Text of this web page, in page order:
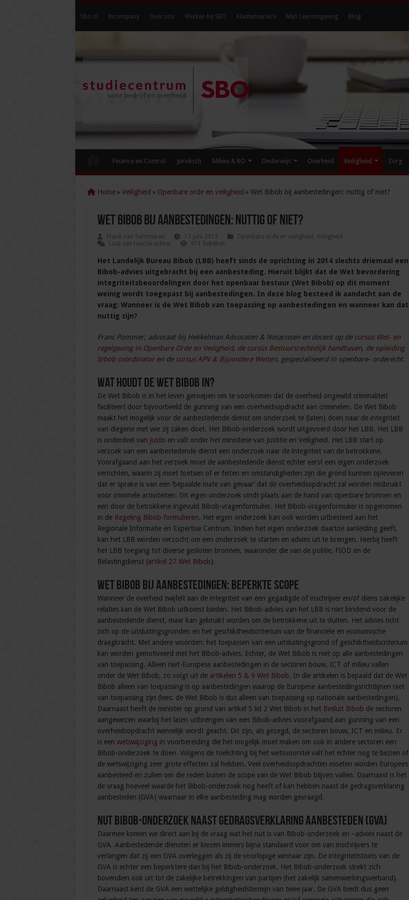
Sbo.nl Incompany Over ons Werken bij SBO Klantenservice Mijn Leeromgeving Blog
Finance en Control Juridisch Milieu & RO Onderwijs Overheid Veiligheid Zorg
Home » Veiligheid » Openbare orde en veiligheid » Wet Bibob bij aanbestedingen: nuttig of niet?
Wet Bibob bij aanbestedingen: nuttig of niet?
Frank van Summeren 17 juni 2019 Openbare orde en veiligheid , Veiligheid
Laat een reactie achter
911 Bekeken
Het Landelijk Bureau Bibob (LBB) heeft sinds de oprichting in 2014 slechts driemaal een
Bibob-advies uitgebracht bij een aanbesteding. Hieruit blijkt dat de Wet bevordering
integriteitsbeoordelingen door het openbaar bestuur (Wet Bibob) op dit moment
weinig wordt toegepast bij aanbestedingen. In deze blog besteed ik aandacht aan de
vraag: Wanneer is de Wet Bibob van toepassing op aanbestedingen en wanneer kan dat
nuttig zijn?
Franc Pommer, advocaat bij Hekkelman Advocaten & Notarissen en docent op de cursus Wet- en
regelgeving in Openbare Orde en Veiligheid, de cursus Bestuursrechtelijk handhaven, de opleiding
bibob coördinatoren de cursus APV & Bijzondere Wetten, gespecialiseerd in openbare- orderecht.
Wat houdt de Wet Bibob in?
De Wet Bibob is in het leven geroepen om te voorkomen dat de overheid ongewild criminaliteit
faciliteert door bijvoorbeeld de gunning van een overheidsopdracht aan criminelen. De Wet Bibob
maakt het mogelijk voor de aanbestedende dienst om onderzoek te (laten) doen naar de integriteit
van diegene met wie zij zaken doet. Het Bibob-onderzoek wordt uitgevoerd door het LBB. Het LBB
is onderdeel van Justisen valt onder het ministerie van Justitie en Veiligheid. Het LBB start op
verzoek van een aanbestedende dienst een onderzoek naar de integriteit van de betrokkene.
Voorafgaand aan het verzoek moet de aanbestedende dienst echter eerst een eigen onderzoek
verrichten, waarin zij moet toetsen of er feiten en omstandigheden zijn die grond kunnen opleveren
dat er sprake is van een ‘bepaalde mate van gevaar’ dat de overheidsopdracht zal worden misbruikt
voor criminele activiteiten. Dit eigen onderzoek vindt plaats aan de hand van openbare bronnen en
een door de betrokkene ingevuld Bibob-vragenformulier. Het Bibob-vragenformulier is opgenomen
in de Regeling Bibob-formulieren. Het eigen onderzoek kan ook worden uitbesteed aan het
Regionale Informatie en Expertise Centrum. Indien het eigen onderzoek daartoe aanleiding geeft,
kan het LBB worden verzocht om een onderzoek te starten en advies uit te brengen. Hierbij heeft
het LBB toegang tot diverse gesloten bronnen, waaronder die van de politie, FIOD en de
Belastingdienst (artikel 27 Wet Bibob).
Wet Bibob bij aanbestedingen: beperkte scope
Wanneer de overheid twijfelt aan de integriteit van een gegadigde of inschrijver en/of diens zakelijke
relaties kan de Wet Bibob uitkomst bieden. Het Bibob-advies van het LBB is niet bindend voor de
aanbestedende dienst, maar kan gebruikt worden om de betrokkene uit te sluiten. Het advies richt
zich op de uitsluitingsgronden en het geschiktheidscriterium van de financiële en economische
draagkracht. Met andere woorden: het toepassen van een uitsluitingsgrond of geschiktheidscriterium
kan worden gemotiveerd met het Bibob-advies. Echter, de Wet Bibob is niet op alle aanbestedingen
van toepassing. Alleen niet-Europese aanbestedingen in de sectoren bouw, ICT of milieu vallen
onder de Wet Bibob, zo volgt uit de artikelen 5 & 9 Wet Bibob. In die artikelen is bepaald dat de Wet
Bibob alleen van toepassing is op aanbestedingen waarop de Europese aanbestedingsrichtlijnen niet
van toepassing zijn (lees: de Wet Bibob is dus alleen van toepassing op nationale aanbestedingen).
Daarnaast heeft de minister op grond van artikel 5 lid 2 Wet Bibob in het Besluit Bibob de sectoren
aangewezen waarbij het laten uitbrengen van een Bibob-advies voorafgaand aan gunning van een
overheidsopdracht wenselijk wordt geacht. Dit zijn, als gezegd, de sectoren bouw, ICT en milieu. Er
is een wetswijziging in voorbereiding die het mogelijk moet maken om ook in andere sectoren een
Bibob-onderzoek te doen. Volgens de toelichting bij het wetsvoorstel valt het echter nog te bezien of
de wetswijziging zeer grote effecten zal hebben. Veel overheidsopdrachten moeten worden Europees
aanbesteed en zullen om die reden buiten de scope van de Wet Bibob blijven vallen. Daarnaast is het
de vraag hoeveel waarde het Bibob-onderzoek nog heeft of kan hebben naast de gedragsverklaring
aanbesteden (GVA) waarnaar in elke aanbesteding mag worden gevraagd.
Nut Bibob-onderzoek naast Gedragsverklaring Aanbesteden (GVA)
Daarmee komen we direct aan bij de vraag wat het nut is van Bibob-onderzoek en –advies naast de
GVA. Aanbestedende diensten er kiezen immers bijna standaard voor om van inschrijvers te
verlangen dat zij een GVA overleggen als zij de voorlopige winnaar zijn. De integriteitstoets van de
GVA is echter een beperktere dan bij het Bibob-onderzoek. Het Bibob-onderzoek strekt zich
bovendien ook uit tot de zakelijke betrekkingen van partijen (het zakelijk samenwerkingsverband).
Daarnaast kent de GVA een wettelijke geldigheidstermijn van twee jaar. De GVA biedt dus geen